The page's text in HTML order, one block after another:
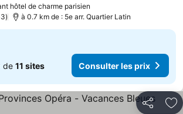
hôtel de charme parisien
à 0.7 km de : 5e arr. Quartier Latin
de 11 sites Consulter les prix
Partager